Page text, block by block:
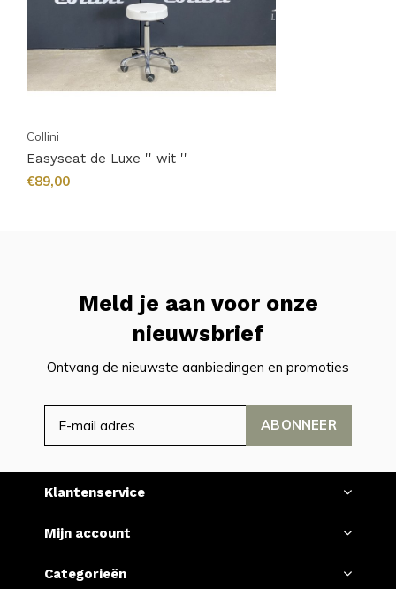
Collini
Easyseat de Luxe '' wit ''
€89,00
Meld je aan voor onze
nieuwsbrief
Ontvang de nieuwste aanbiedingen en promoties
ABONNEER
Klantenservice
Mijn account
Categorieën